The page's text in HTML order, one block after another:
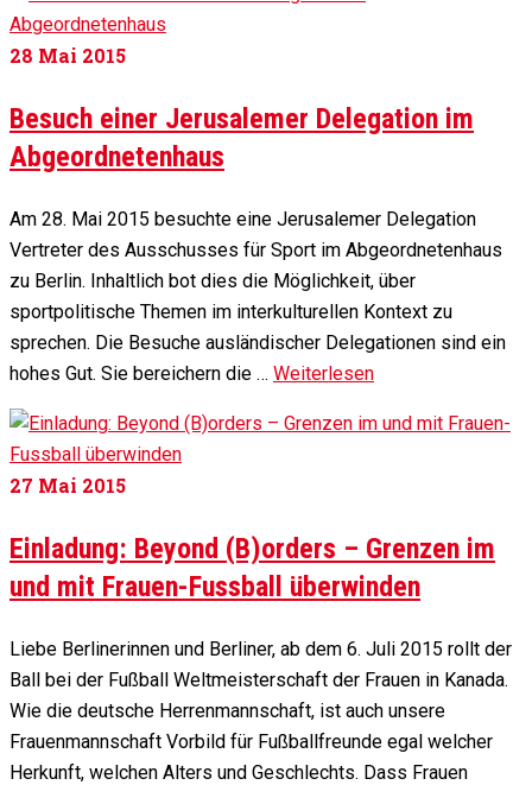
28 Mai 2015
Besuch einer Jerusalemer Delegation im
Abgeordnetenhaus
Am 28. Mai 2015 besuchte eine Jerusalemer Delegation
Vertreter des Ausschusses für Sport im Abgeordnetenhaus
zu Berlin. Inhaltlich bot dies die Möglichkeit, über
sportpolitische Themen im interkulturellen Kontext zu
sprechen. Die Besuche ausländischer Delegationen sind ein
hohes Gut. Sie bereichern die … Weiterlesen
27 Mai 2015
Einladung: Beyond (B)orders – Grenzen im
und mit Frauen-Fussball überwinden
Liebe Berlinerinnen und Berliner, ab dem 6. Juli 2015 rollt der
Ball bei der Fußball Weltmeisterschaft der Frauen in Kanada.
Wie die deutsche Herrenmannschaft, ist auch unsere
Frauenmannschaft Vorbild für Fußballfreunde egal welcher
Herkunft, welchen Alters und Geschlechts. Dass Frauen